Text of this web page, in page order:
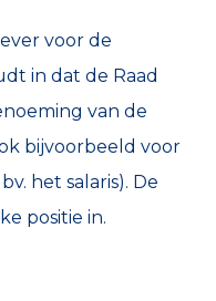
voor de
in dat de Raad
van de
bijvoorbeeld voor
het salaris). De
positie in.